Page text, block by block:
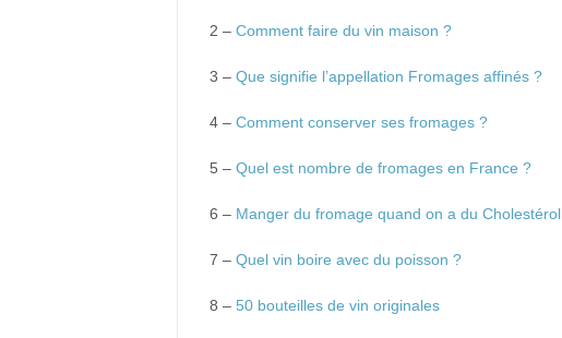
2 – Comment faire du vin maison ?
3 – Que signifie l’appellation Fromages affinés ?
4 – Comment conserver ses fromages ?
5 – Quel est nombre de fromages en France ?
6 – Manger du fromage quand on a du Cholestérol
7 – Quel vin boire avec du poisson ?
8 – 50 bouteilles de vin originales